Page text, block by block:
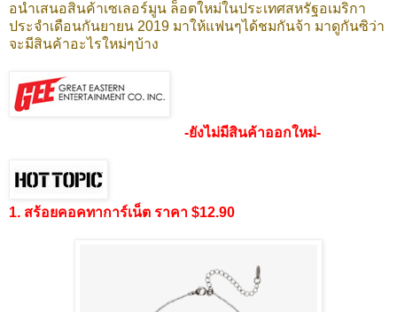
อนำเสนอสินค้าเซเลอร์มูน ล็อตใหม่ในประเทศสหรัฐอเมริกา
ประจำเดือนกันยายน 2019 มาให้แฟนๆได้ชมกันจ้า มาดูกันซิว่า
จะมีสินค้าอะไรใหม่ๆบ้าง
-ยังไม่มีสินค้าออกใหม่-
1. สร้อยคอคทาการ์เน็ต ราคา $12.90